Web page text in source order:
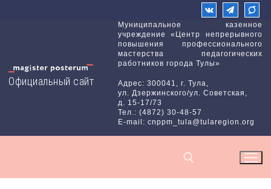
Официальный сайт
Муниципальное казенное
учреждение «Центр непрерывного
повышения профессионального
мастерства педагогических
работников города Тулы»
Адрес: 300041, г. Тула,
ул. Дзержинского/ул. Советская,
д. 15-17/73
Тел.: (4872) 30-48-57
E-mail: cnppm_tula@tularegion.org